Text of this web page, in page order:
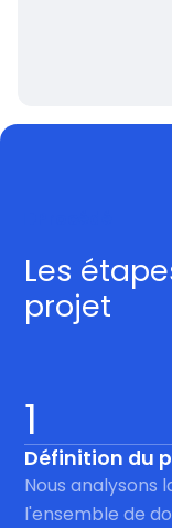
Les
projet
1
Définition du
Nous analysons
l'ensemble de